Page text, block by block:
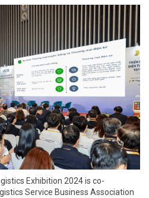
Exhibition 2024 is co-
Service Business Association